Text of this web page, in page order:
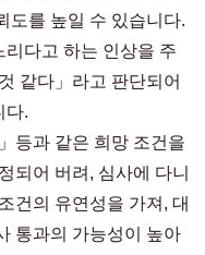
도를 높일 수 있습니다.
리다고 하는 인상을 주
같다」라고 판단되어
다.
등과 같은 희망 조건을
되어 버려, 심사에 다니
건의 유연성을 가져, 대
통과의 가능성이 높아